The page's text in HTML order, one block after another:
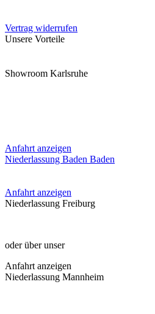
Vertrag widerrufen
Unsere Vorteile
Showroom Karlsruhe
Anfahrt anzeigen
Niederlassung Baden Baden
Anfahrt anzeigen
Niederlassung Freiburg
oder über unser
Anfahrt anzeigen
Niederlassung Mannheim